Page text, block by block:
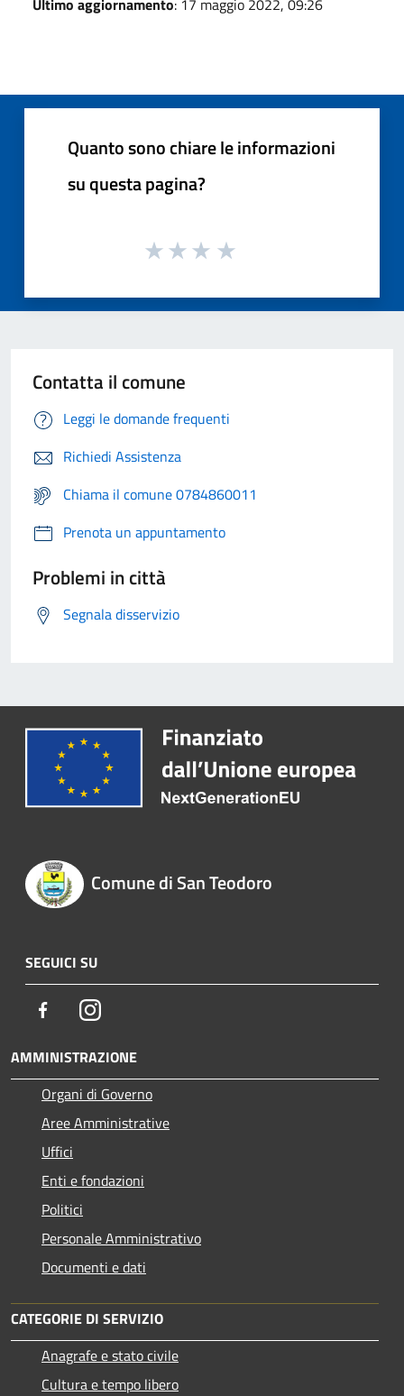
Quanto sono chiare le informazioni
su questa pagina?
Contatta il comune
Leggi le domande frequenti
Richiedi Assistenza
Chiama il comune 0784860011
Prenota un appuntamento
Problemi in città
Segnala disservizio
Comune di San Teodoro
SEGUICI SU
FacebookInstagram
AMMINISTRAZIONE
Organi di Governo
Aree Amministrative
Uffici
Enti e fondazioni
Politici
Personale Amministrativo
Documenti e dati
CATEGORIE DI SERVIZIO
Anagrafe e stato civile
Cultura e tempo libero